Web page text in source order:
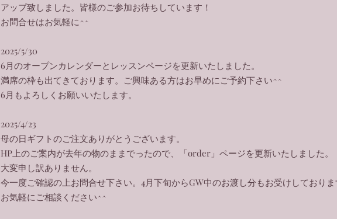
アップ致しました。皆様のご参加お待ちしています！
​お問合せはお気軽に^^
2025/5/30
6月のオープンカレンダーとレッスンページを更新いたしました。
満席の枠も出てきております。ご興味ある方はお早めにご予約下さい^^
​6月もよろしくお願いいたします。
2025/4/23
母の日ギフトのご注文ありがとうございます。
HP上のご案内が去年の物のままでったので、「order」ページを更新いたしました。
大変申し訳ありません。
今一度ご確認の上お問合せ下さい。4月下旬からGW中のお渡し分もお受けしており
​お気軽にご相談ください^^